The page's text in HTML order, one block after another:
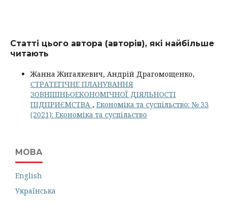
Статті цього автора (авторів), які найбільше
читають
Жанна Жигалкевич, Андрій Драгомощенко,
СТРАТЕГІЧНЕ ПЛАНУВАННЯ
ЗОВНІШНЬОЕКОНОМІЧНОЇ ДІЯЛЬНОСТІ
ПІДПРИЄМСТВА , Економіка та суспільство: № 33
(2021): Економіка та суспільство
МОВА
English
Українська